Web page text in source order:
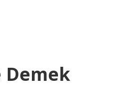
Demek